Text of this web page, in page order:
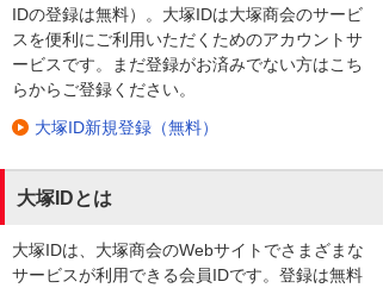
IDの登録は無料）。大塚IDは大塚商会のサービ
スを便利にご利用いただくためのアカウントサ
ービスです。まだ登録がお済みでない方はこち
らからご登録ください。
大塚ID新規登録（無料）
大塚IDとは
大塚IDは、大塚商会のWebサイトでさまざまな
サービスが利用できる会員IDです。登録は無料